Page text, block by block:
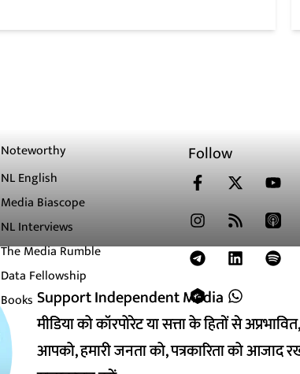
Support Independent Media
मीडिया को कॉरपोरेट या सत्ता के हितों से
आपको, हमारी जनता को, पत्रकारिता को
Support Independent Media
मीडिया को कॉरपोरेट या सत्ता के हितों से
आपको, हमारी जनता को, पत्रकारिता को
Noteworthy
NL English
Media Biascope
NL Interviews
The Media Rumble
Data Fellowship
Books
Follow